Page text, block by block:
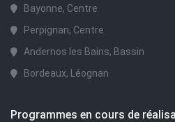
Bayonne, Centre
Perpignan, Centre
Andernos les Bains, Bassin
Bordeaux, Léognan
Programmes en cours de